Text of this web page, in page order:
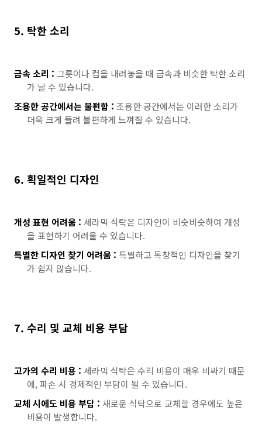
5. 탁한 소리
금속 소리 : 그릇이나 컵을 내려놓을 때 금속과 비슷한 탁한 소리
가 날 수 있습니다.
조용한 공간에서는 불편함 : 조용한 공간에서는 이러한 소리가
더욱 크게 들려 불편하게 느껴질 수 있습니다.
6. 획일적인 디자인
개성 표현 어려움 : 세라믹 식탁은 디자인이 비슷비슷하여 개성
을 표현하기 어려울 수 있습니다.
특별한 디자인 찾기 어려움 : 특별하고 독창적인 디자인을 찾기
가 쉽지 않습니다.
7. 수리 및 교체 비용 부담
고가의 수리 비용 : 세라믹 식탁은 수리 비용이 매우 비싸기 때문
에, 파손 시 경제적인 부담이 될 수 있습니다.
교체 시에도 비용 부담 : 새로운 식탁으로 교체할 경우에도 높은
비용이 발생합니다.